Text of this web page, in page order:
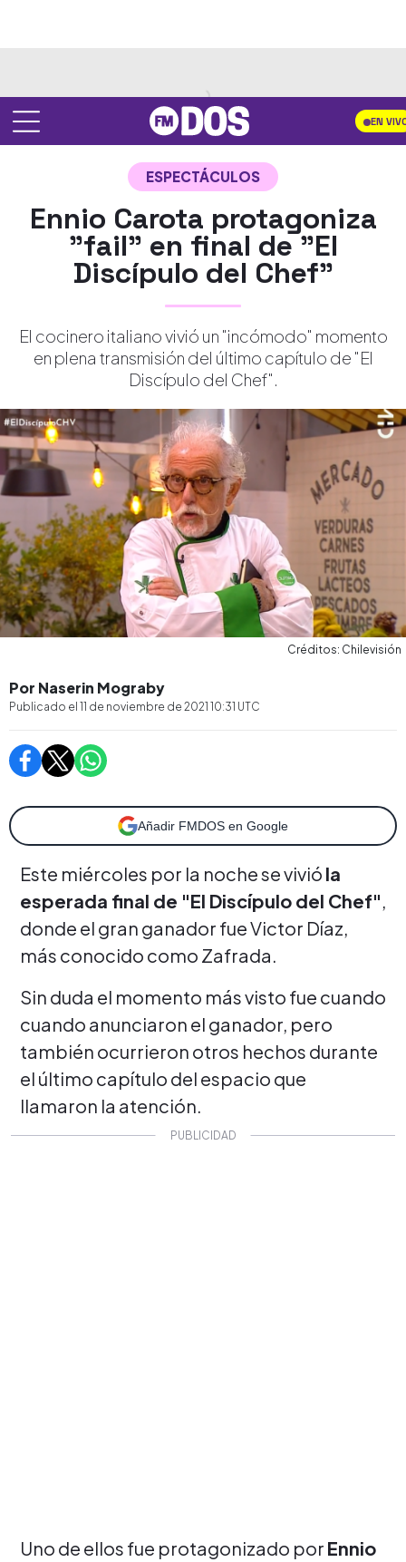
EN
ESPECTÁCULOS
Ennio Carota protagoniza
"fail" en final de "El
Discípulo del Chef"
El cocinero italiano vivió un "incómodo" momento
en plena transmisión del último capítulo de "El
Discípulo del Chef".
Créditos: Chilevisión
Por Naserin Mograby
Publicado el 11 de noviembre de 2021 10:31 UTC
Añadir FMDOS en Google
Este miércoles por la noche se vivió la
esperada final de "El Discípulo del Chef",
donde el gran ganador fue Victor Díaz,
más conocido como Zafrada.
Sin duda el momento más visto fue cuando
cuando anunciaron el ganador, pero
también ocurrieron otros hechos durante
el último capítulo del espacio que
llamaron la atención.
Uno de ellos fue protagonizado por Ennio